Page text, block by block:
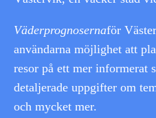
Väderprognosernaför
användarna möjlighet att
resor på ett mer informerat
detaljerade uppgifter om
och mycket mer.